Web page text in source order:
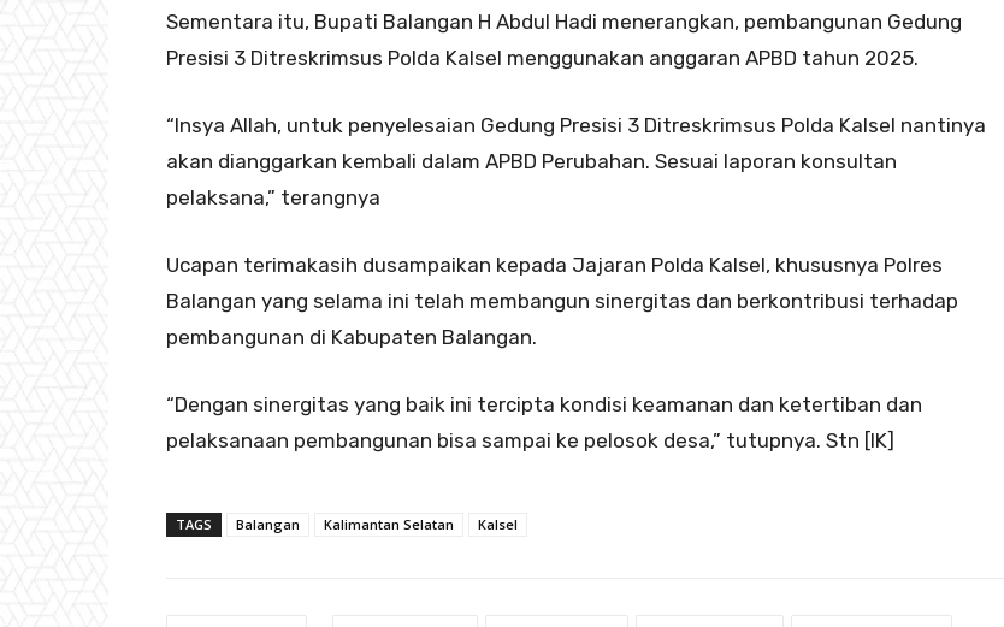
Sementara itu, Bupati Balangan H Abdul Hadi menerangkan, pembangunan Gedung
Presisi 3 Ditreskrimsus Polda Kalsel menggunakan anggaran APBD tahun 2025.
“Insya Allah, untuk penyelesaian Gedung Presisi 3 Ditreskrimsus Polda Kalsel nantinya
akan dianggarkan kembali dalam APBD Perubahan. Sesuai laporan konsultan
pelaksana,” terangnya
Ucapan terimakasih dusampaikan kepada Jajaran Polda Kalsel, khususnya Polres
Balangan yang selama ini telah membangun sinergitas dan berkontribusi terhadap
pembangunan di Kabupaten Balangan.
“Dengan sinergitas yang baik ini tercipta kondisi keamanan dan ketertiban dan
pelaksanaan pembangunan bisa sampai ke pelosok desa,” tutupnya. Stn [IK]
TAGS Balangan Kalimantan Selatan Kalsel